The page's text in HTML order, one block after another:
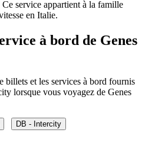
service appartient à la famille
en Italie.
à bord de Genes
billets et les services à bord fournis
lorsque vous voyagez de Genes
DB - Intercity